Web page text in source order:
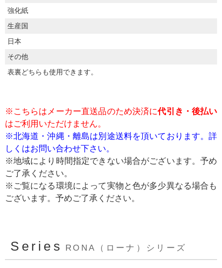
強化紙
生産国
日本
その他
表裏どちらも使用できます。
※こちらはメーカー直送品のため決済に代引き・後払い
はご利用いただけません。
※北海道・沖縄・離島は別途送料を頂いております。詳
しくはお問い合わせ下さい。
※地域により時間指定できない場合がございます。予め
ご了承ください。
※ご覧になる環境によって実物と色が多少異なる場合も
ございます。予めご了承ください。
Series RONA（ローナ）シリーズ